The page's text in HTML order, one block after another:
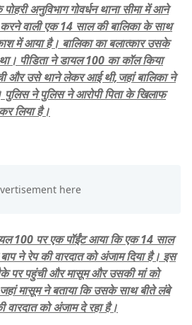
अनुविभाग गोवर्धन थाना सीमा में आने
वाली एक 14 साल की बालिका के साथ
में आया है। बालिका का बलात्कार उसके
था। पीडिता ने डायल 100 का कॉल किया
और उसे थाने लेकर आई थी,जहां बालिका ने
पुलिस ने पुलिस ने आरोपी पिता के खिलाफ
लिया है।
100 पर एक पॉईंट आया कि एक 14 साल
ने रेप की वारदात को अंजाम दिया है। इस
पर पहुंची और मासूम और उसकी मां को
मासूम ने बताया कि उसके साथ बीते लंबे
वारदात को अंजाम दे रहा है।